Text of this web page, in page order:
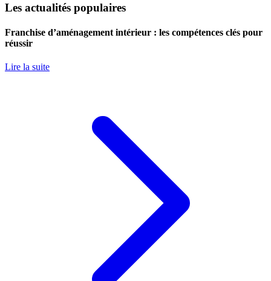
Les actualités populaires
Franchise d’aménagement intérieur : les compétences clés pour
réussir
Lire la suite